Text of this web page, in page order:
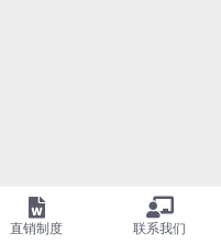
直销制度 联系我们